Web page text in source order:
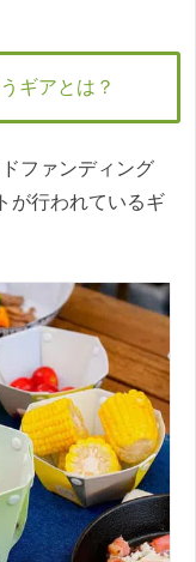
ギアとは？
ファンディング
が行われているギ